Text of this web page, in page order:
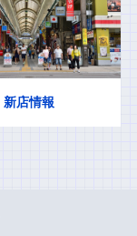
新店情報